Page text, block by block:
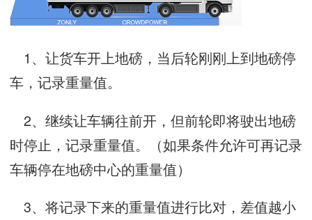
1、让货车开上地磅，当后轮刚刚上到地磅停
车，记录重量值。
2、继续让车辆往前开，但前轮即将驶出地磅
时停止，记录重量值。（如果条件允许可再记录
车辆停在地磅中心的重量值）
3、将记录下来的重量值进行比对，差值越小